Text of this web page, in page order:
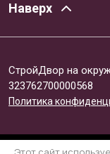
Наверх
СтройДвор на
323762700000568
Политика